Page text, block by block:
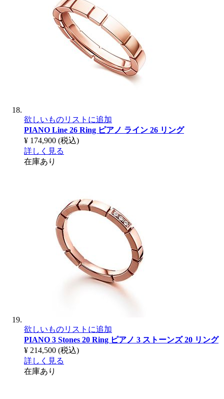
欲しいものリストに追加
PIANO Line 26 Ring ピアノ ライン 26 リング
¥ 174,900 (税込)
詳しく見る
在庫あり
欲しいものリストに追加
PIANO 3 Stones 20 Ring ピアノ 3 ストーンズ 20 リング
¥ 214,500 (税込)
詳しく見る
在庫あり